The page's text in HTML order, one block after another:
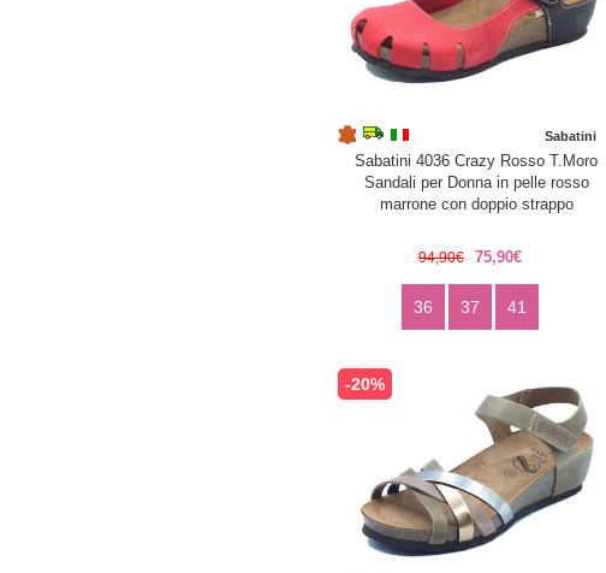
Sabatini
Sabatini 4036 Crazy Rosso T.Moro
Sandali per Donna in pelle rosso
marrone con doppio strappo
94,90€ 75,90€
36 37 41
-20%